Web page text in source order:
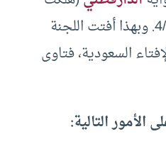
وأهلكت). نيل الأوطار4/242. وبهذا أفتت اللجنة
السعودية، فتاوى
الأمور التالية: